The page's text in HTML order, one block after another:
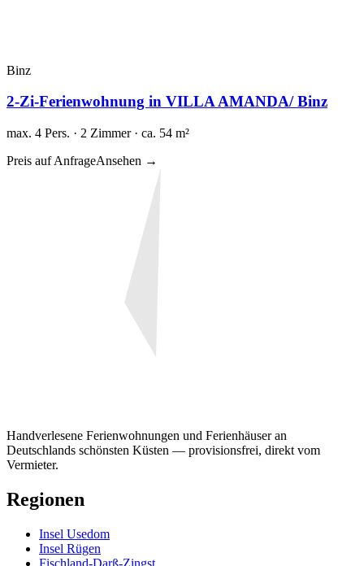
Binz
2-Zi-Ferienwohnung in VILLA AMANDA/ Binz
max. 4 Pers. · 2 Zimmer · ca. 54 m²
Preis auf AnfrageAnsehen →
Handverlesene Ferienwohnungen und Ferienhäuser an
Deutschlands schönsten Küsten — provisionsfrei, direkt vom
Vermieter.
Regionen
Insel Usedom
Insel Rügen
Fischland-Darß-Zingst